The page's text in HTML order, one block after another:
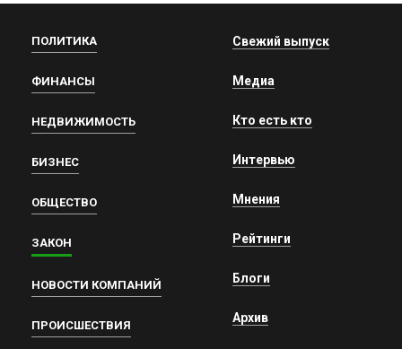
ПОЛИТИКА
ФИНАНСЫ
НЕДВИЖИМОСТЬ
БИЗНЕС
ОБЩЕСТВО
ЗАКОН
НОВОСТИ КОМПАНИЙ
ПРОИСШЕСТВИЯ
Свежий выпуск
Медиа
Кто есть кто
Интервью
Мнения
Рейтинги
Блоги
Архив